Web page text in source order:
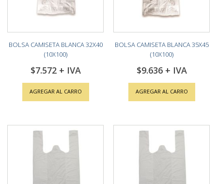
BOLSA CAMISETA BLANCA 32X40
(10X100)
$7.572
AGREGAR AL CARRO
BOLSA CAMISETA BLANCA 35X45
(10X100)
$9.636
AGREGAR AL CARRO